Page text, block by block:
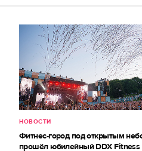
НОВОСТИ
Фитнес-город под открытым
прошёл юбилейный DDX Fitness